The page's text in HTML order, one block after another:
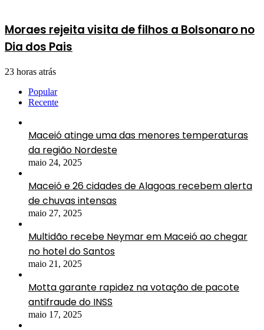
Moraes rejeita visita de filhos a Bolsonaro no
Dia dos Pais
23 horas atrás
Popular
Recente
Maceió atinge uma das menores temperaturas
da região Nordeste
maio 24, 2025
Maceió e 26 cidades de Alagoas recebem alerta
de chuvas intensas
maio 27, 2025
Multidão recebe Neymar em Maceió ao chegar
no hotel do Santos
maio 21, 2025
Motta garante rapidez na votação de pacote
antifraude do INSS
maio 17, 2025